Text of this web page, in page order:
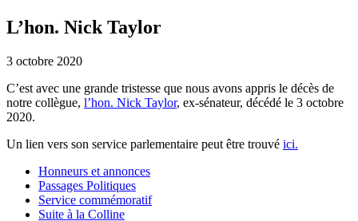
L’hon. Nick Taylor
3 octobre 2020
C’est avec une grande tristesse que nous avons appris le décès de
notre collègue, l’hon. Nick Taylor, ex-sénateur, décédé le 3 octobre
2020.
Un lien vers son service parlementaire peut être trouvé ici.
Honneurs et annonces
Passages Politiques
Service commémoratif
Suite à la Colline